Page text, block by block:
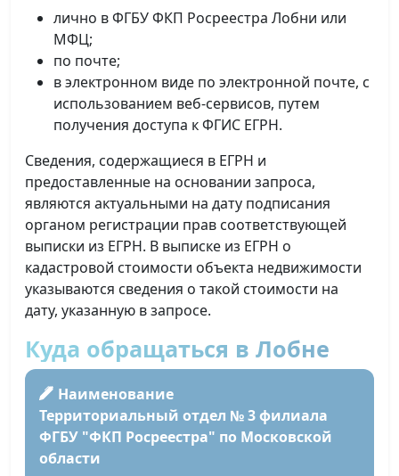
лично в ФГБУ ФКП Росреестра Лобни или
МФЦ;
по почте;
в электронном виде по электронной почте, с
использованием веб-сервисов, путем
получения доступа к ФГИС ЕГРН.
Сведения, содержащиеся в ЕГРН и
предоставленные на основании запроса,
являются актуальными на дату подписания
органом регистрации прав соответствующей
выписки из ЕГРН. В выписке из ЕГРН о
кадастровой стоимости объекта недвижимости
указываются сведения о такой стоимости на
дату, указанную в запросе.
Куда обращаться в Лобне
Наименование
Территориальный отдел № 3 филиала
ФГБУ "ФКП Росреестра" по Московской
области